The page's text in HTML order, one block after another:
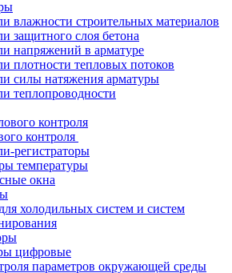
влажности строительных материалов
защитного слоя бетона
напряжений в арматуре
плотности тепловых потоков
силы натяжения арматуры
теплопроводности
контроля
регистраторы
температуры
окна
холодильных систем и систем
цифровые